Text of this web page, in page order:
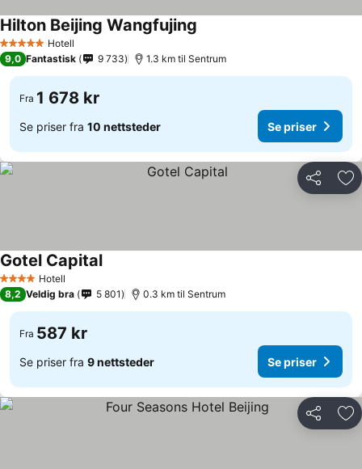
5 Stjerner Hotell
Hilton Beijing Wangfujing
9,0 Fantastisk 9 733 1.3 km til Sentrum
Fra 1 678 kr
Se priser fra 10 nettsteder Se priser
Del
4 StjernerHotell
Gotel CapitalSe priser
8,2 Veldig bra 5 801 0.3 km til Sentrum
Fra 587 kr
Se priser fra 9 nettsteder Se priser
Del